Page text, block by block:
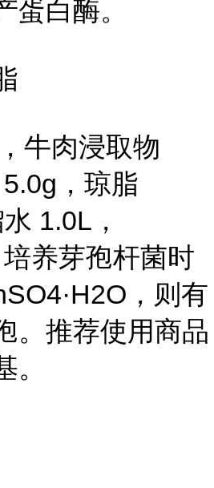
蛋白酶。
牛肉浸取物
，琼脂
1.0L，
养芽孢杆菌时
，则有
。推荐使用商品